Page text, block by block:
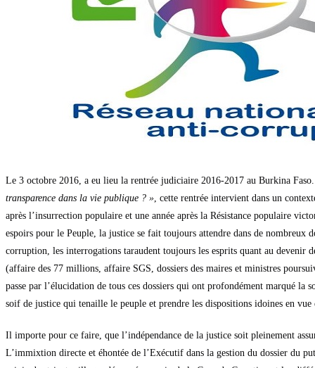
Le 3 octobre 2016, a eu lieu la rentrée judiciaire 2016-2017 au Burkina
transparence dans la vie publique ? » , cette rentrée intervient dans un
après l’insurrection populaire et une année après la Résistance populaire
espoirs pour le Peuple, la justice se fait toujours attendre dans de
corruption, les interrogations taraudent toujours les esprits quant au devenir
(affaire des 77 millions, affaire SGS, dossiers des maires et ministres
passe par l’élucidation de tous ces dossiers qui ont profondément marqué la
soif de justice qui tenaille le peuple et prendre les dispositions idoines en vue
Il importe pour ce faire, que l’indépendance de la justice soit pleinement
L’immixtion directe et éhontée de l’Exécutif dans la gestion du dossier du